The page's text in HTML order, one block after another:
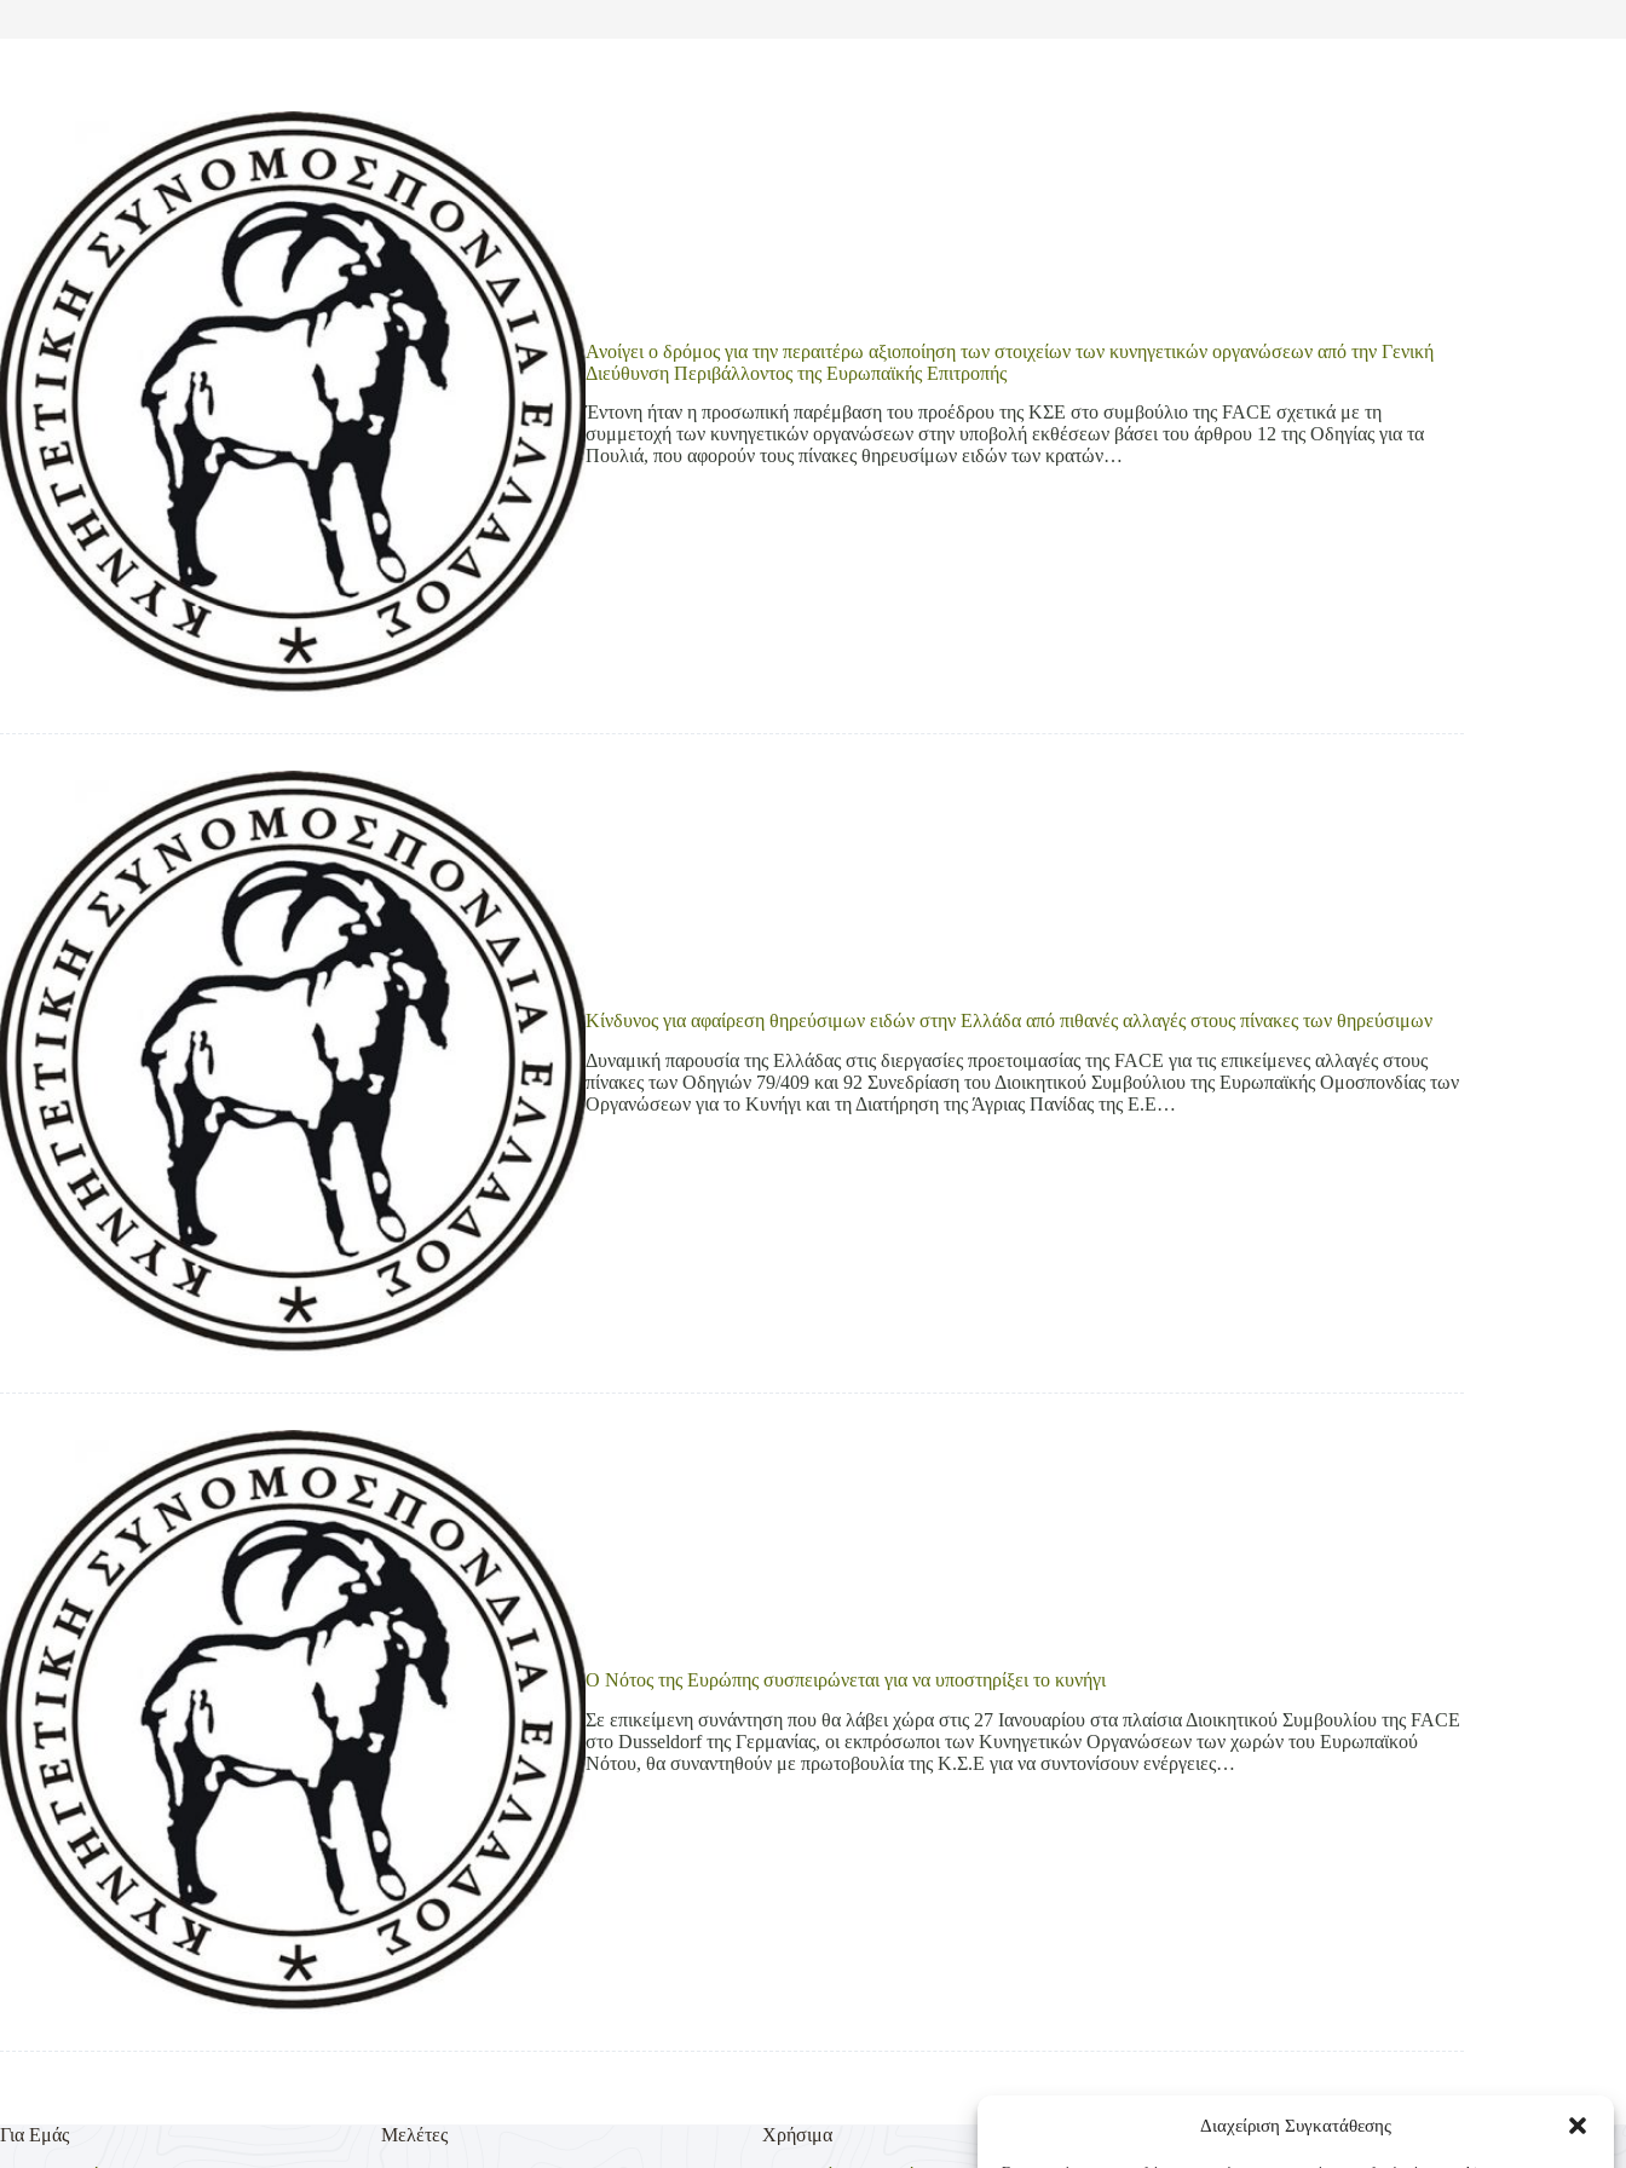
Διαχείριση Συγκατάθεσης
Ανοίγει ο δρόμος για την περαιτέρω αξιοποίηση των στοιχείων των κυνηγετικών οργανώσεων από την Γενική
Διεύθυνση Περιβάλλοντος της Ευρωπαϊκής Επιτροπής
Έντονη ήταν η προσωπική παρέμβαση του προέδρου της ΚΣΕ στο συμβούλιο της FACE σχετικά με τη
συμμετοχή των κυνηγετικών οργανώσεων στην υποβολή εκθέσεων βάσει του άρθρου 12 της Οδηγίας για τα
Πουλιά, που αφορούν τους πίνακες θηρευσίμων ειδών των κρατών…
Κίνδυνος για αφαίρεση θηρεύσιμων ειδών στην Ελλάδα από πιθανές αλλαγές στους πίνακες των θηρεύσιμων
Δυναμική παρουσία της Ελλάδας στις διεργασίες προετοιμασίας της FACE για τις επικείμενες αλλαγές στους
πίνακες των Οδηγιών 79/409 και 92 Συνεδρίαση του Διοικητικού Συμβούλιου της Ευρωπαϊκής Ομοσπονδίας των
Οργανώσεων για το Κυνήγι και τη Διατήρηση της Άγριας Πανίδας της Ε.Ε…
Ο Νότος της Ευρώπης συσπειρώνεται για να υποστηρίξει το κυνήγι
Σε επικείμενη συνάντηση που θα λάβει χώρα στις 27 Ιανουαρίου στα πλαίσια Διοικητικού Συμβουλίου της FACE
στο Dusseldorf της Γερμανίας, οι εκπρόσωποι των Κυνηγετικών Οργανώσεων των χωρών του Ευρωπαϊκού
Νότου, θα συναντηθούν με πρωτοβουλία της Κ.Σ.Ε για να συντονίσουν ενέργειες…
Για Εμάς
Μελέτες
Χρήσιμα
Επικοινωνία